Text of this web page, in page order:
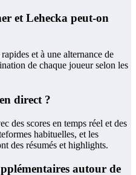
et Lehecka peut-on
et à une alternance de
de chaque joueur selon les
direct ?
des scores en temps réel et des
habituelles, et les
des résumés et highlights.
autour de